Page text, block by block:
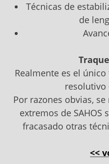
Técnicas de
de
Realmente es el
resolutivo
Por razones obvias,
extremos de SAHOS
fracasado otras
<<